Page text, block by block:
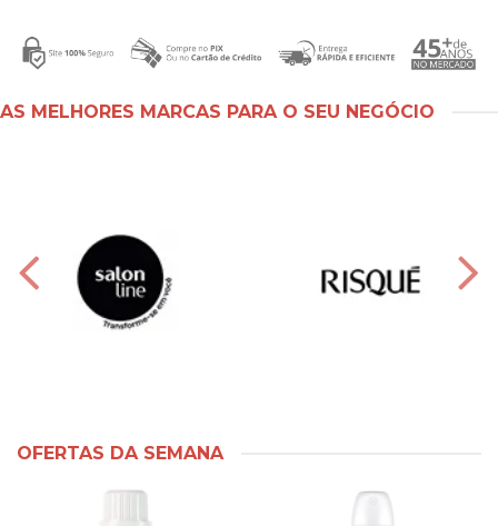
AS MELHORES MARCAS PARA O SEU NEGÓCIO
OFERTAS DA SEMANA